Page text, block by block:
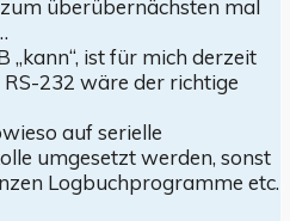
überübernächsten mal
„kann“, ist für mich derzeit
RS-232 wäre der richtige
auf serielle
umgesetzt werden, sonst
Logbuchprogramme etc.